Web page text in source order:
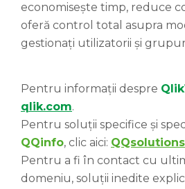
economisește timp, reduce
oferă control total asupra
gestionați utilizatorii și
Pentru informații despre
qlik.com.
Pentru soluții specifice și
QQinfo, clic aici: QQsolutions
Pentru a fi în contact cu
domeniu, soluții inedite